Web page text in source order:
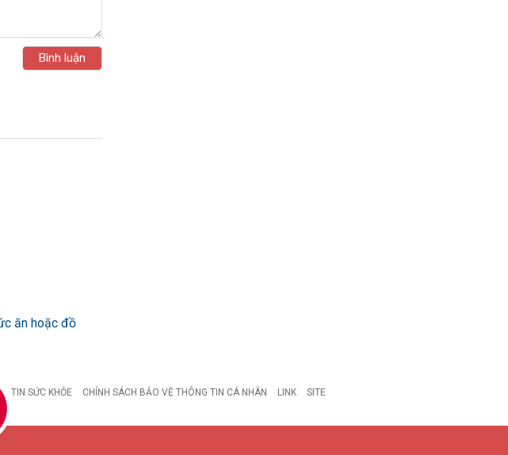
ăn hoặc đồ
TIN SỨC KHỎE CHÍNH SÁCH BẢO VỆ THÔNG TIN CÁ NHÂN LINK SITE